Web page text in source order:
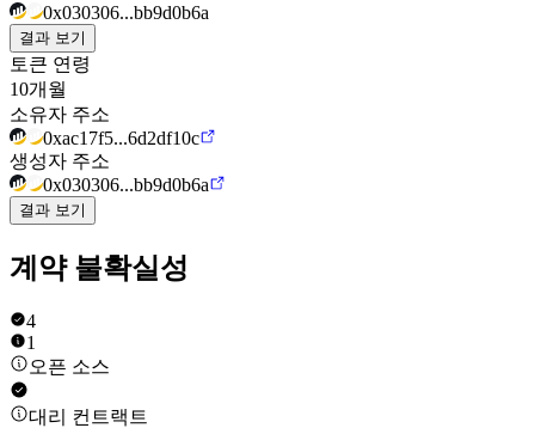
0x030306...bb9d0b6a
결과 보기
토큰 연령
10개월
소유자 주소
0xac17f5...6d2df10c
생성자 주소
0x030306...bb9d0b6a
결과 보기
계약 불확실성
4
1
오픈 소스
대리 컨트랙트